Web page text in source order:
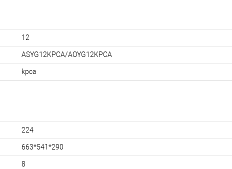
12
ASYG12KPCA/AOYG12KPCA
kpca
224
663*541*290
8